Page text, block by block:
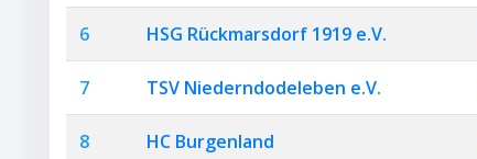
6 HSG Rückmarsdorf 1919 e.V.
7 TSV Niederndodeleben e.V.
8 HC Burgenland